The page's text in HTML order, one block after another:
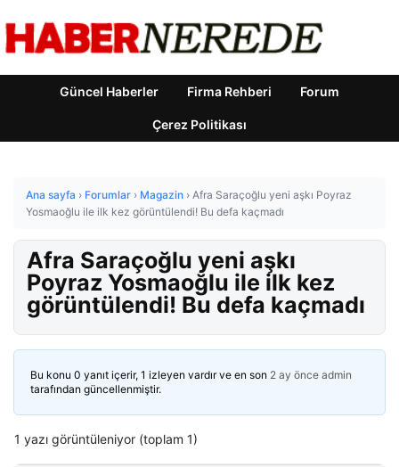
Güncel Haberler Firma Rehberi Forum
Çerez Politikası
Ana sayfa › Forumlar › Magazin › Afra Saraçoğlu yeni aşkı Poyraz
Yosmaoğlu ile ilk kez görüntülendi! Bu defa kaçmadı
Afra Saraçoğlu yeni aşkı
Poyraz Yosmaoğlu ile ilk kez
görüntülendi! Bu defa kaçmadı
Bu konu 0 yanıt içerir, 1 izleyen vardır ve en son 2 ay önce admin
tarafından güncellenmiştir.
1 yazı görüntüleniyor (toplam 1)